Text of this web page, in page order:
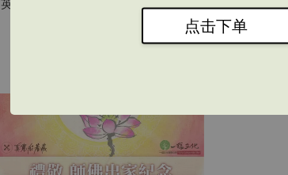
点击下单Most